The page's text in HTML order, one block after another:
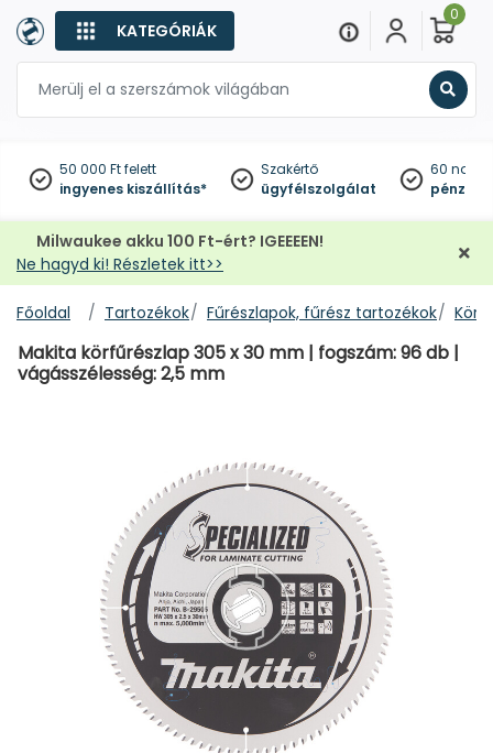
KATEGÓRIÁK
0
50 000 Ft felett
ingyenes kiszállítás*
Szakértő
ügyfélszolgálat
60
Milwaukee akku 100 Ft-ért? IGEEEEN!
Ne hagyd ki! Részletek itt>>
Főoldal Tartozékok Fűrészlapok, fűrész tartozékok
Makita körfűrészlap 305 x 30 mm | fogszám: 96 db |
vágásszélesség: 2,5 mm